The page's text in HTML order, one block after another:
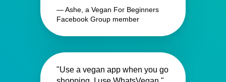
— Ashe, a Vegan For Beginners
Facebook Group member
"Use a vegan app when you go